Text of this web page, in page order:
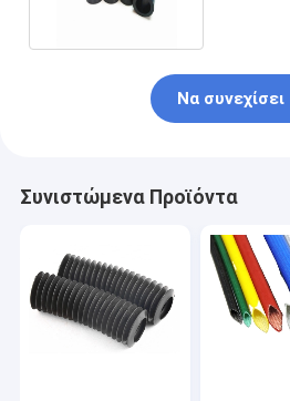
Να συνεχίσει
Συνιστώμενα Προϊόντα